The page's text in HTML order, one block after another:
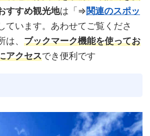
すすめ観光地は「⇒関連のスポッ
ています。あわせてご覧くださ
、 ブックマーク機能を使ってお
アクセスでき便利です